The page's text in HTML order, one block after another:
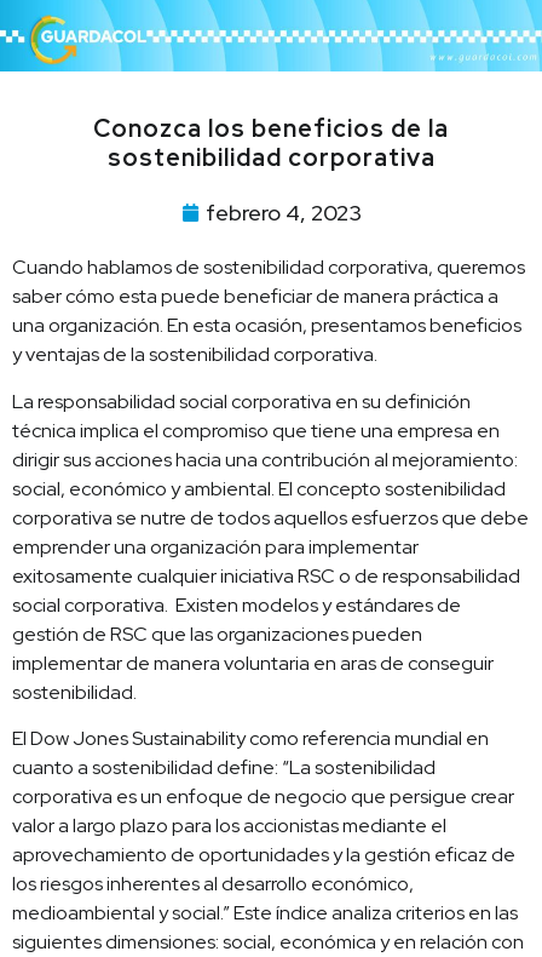
Conozca los beneficios de la
sostenibilidad corporativa
febrero 4, 2023
Cuando hablamos de sostenibilidad corporativa, queremos
saber cómo esta puede beneficiar de manera práctica a
una organización. En esta ocasión, presentamos beneficios
y ventajas de la sostenibilidad corporativa.
La responsabilidad social corporativa en su definición
técnica implica el compromiso que tiene una empresa en
dirigir sus acciones hacia una contribución al mejoramiento:
social, económico y ambiental. El concepto sostenibilidad
corporativa se nutre de todos aquellos esfuerzos que debe
emprender una organización para implementar
exitosamente cualquier iniciativa RSC o de responsabilidad
social corporativa. Existen modelos y estándares de
gestión de RSC que las organizaciones pueden
implementar de manera voluntaria en aras de conseguir
sostenibilidad.
El Dow Jones Sustainability como referencia mundial en
cuanto a sostenibilidad define: “La sostenibilidad
corporativa es un enfoque de negocio que persigue crear
valor a largo plazo para los accionistas mediante el
aprovechamiento de oportunidades y la gestión eficaz de
los riesgos inherentes al desarrollo económico,
medioambiental y social.” Este índice analiza criterios en las
siguientes dimensiones: social, económica y en relación con